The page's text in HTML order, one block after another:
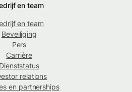
en team
en team
Beveiliging
Pers
Carrière
Dienststatus
relations
en partnerships